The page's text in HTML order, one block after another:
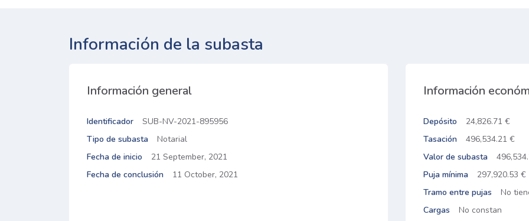
Información de la subasta
Información general
Identificador
SUB-NV-2021-895956
Tipo de subasta
Notarial
Fecha de inicio
21 September, 2021
Fecha de conclusión
11 October, 2021
Información
Depósito
24,826.71 €
Tasación
496,534.21 €
Valor de subasta
Puja mínima
297,920.53 €
Tramo entre pujas
No
Cargas
No constan